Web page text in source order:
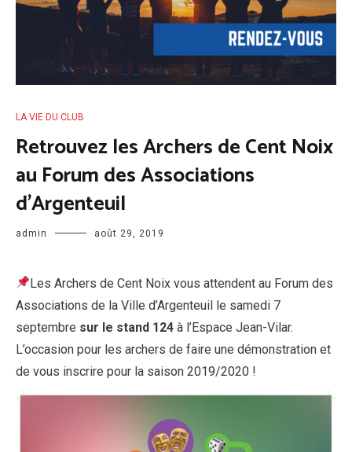
LA VIE DU CLUB
Retrouvez les Archers de Cent Noix
au Forum des Associations
d’Argenteuil
admin août 29, 2019
Les Archers de Cent Noix vous attendent au Forum des
Associations de la Ville d’Argenteuil le samedi 7
septembre sur le stand 124 à l’Espace Jean-Vilar.
L’occasion pour les archers de faire une démonstration et
de vous inscrire pour la saison 2019/2020 !